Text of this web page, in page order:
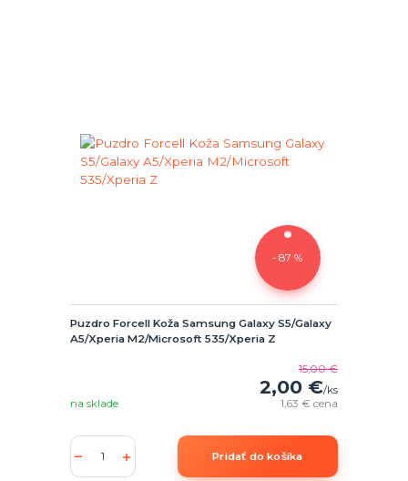
- 87 %
Puzdro Forcell Koža Samsung Galaxy S5/Galaxy
A5/Xperia M2/Microsoft 535/Xperia Z
15,00 €
2,00 €/ks
1,63 €cena
na sklade
Pridať do košíka